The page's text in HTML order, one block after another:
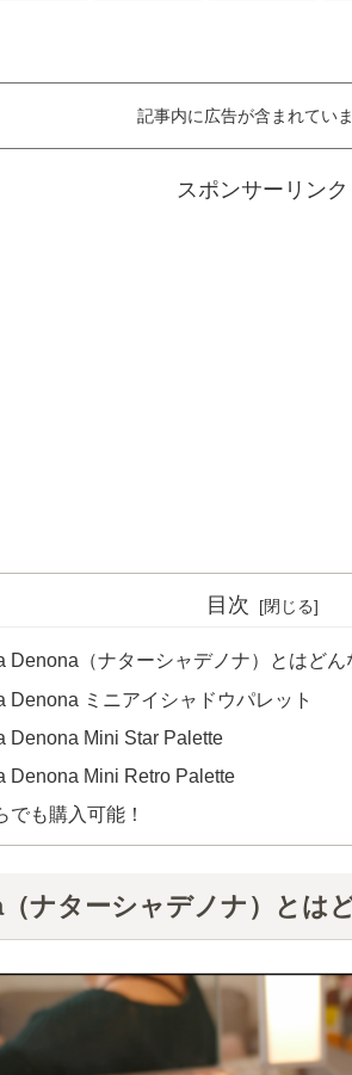
記事内に広告が含まれていま
スポンサーリンク
目次
Denona（ナターシャデノナ）とはどん
Denona ミニアイシャドウパレット
Denona Mini Star Palette
Denona Mini Retro Palette
でも購入可能！
ナターシャデノナ）とは